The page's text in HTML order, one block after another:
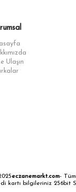
Ulaşın
eczanemarkt.com- Tüm
kartı bilgileriniz 256bit